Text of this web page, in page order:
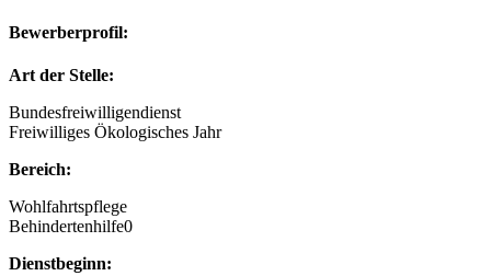
Bewerberprofil:
Art der Stelle:
Bundesfreiwilligendienst
Freiwilliges Ökologisches Jahr
Bereich:
Wohlfahrtspflege
Behindertenhilfe0
Dienstbeginn: